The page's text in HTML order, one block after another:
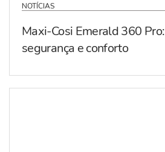
NOTÍCIAS
Maxi-Cosi Emerald 360
segurança e conforto